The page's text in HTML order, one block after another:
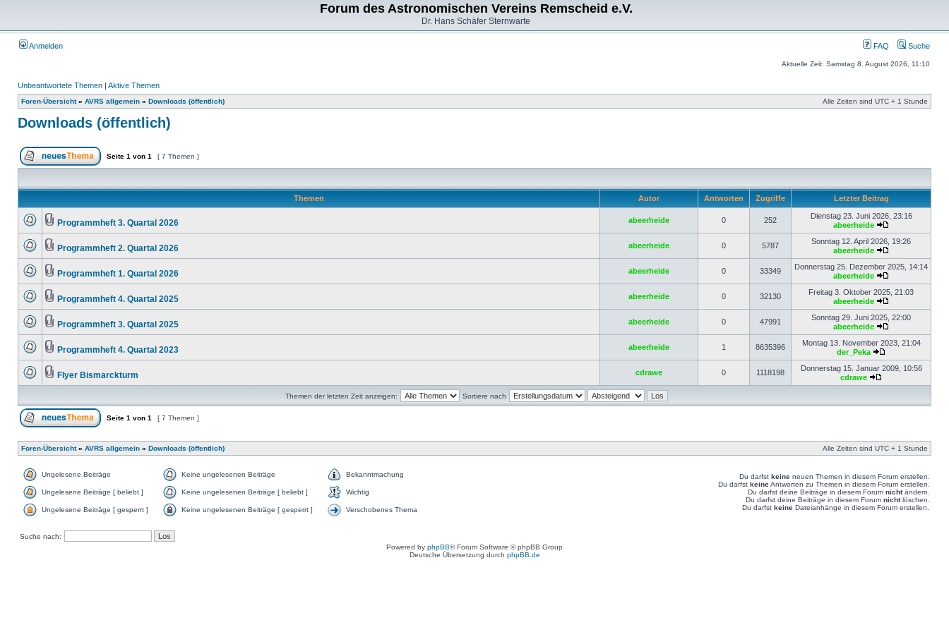
Forum des Astronomischen Vereins Remscheid e.V.
Dr. Hans Schäfer Sternwarte
Anmelden FAQ Suche
Aktuelle Zeit: Samstag 8. August 2026, 11:10
Unbeantwortete Themen | Aktive Themen
Foren-Übersicht» AVRS allgemein » Downloads (öffentlich) Alle Zeiten sind UTC + 1 Stunde
Downloads (öffentlich)
Seite 1 von 1 [ 7 Themen ]
Themen Autor Antworten Zugriffe Letzter Beitrag
Programmheft 3. Quartal 2026 abeerheide 0 252
Dienstag 23. Juni 2026, 23:16
abeerheide
Programmheft 2. Quartal 2026 abeerheide 0 5787
Sonntag 12. April 2026, 19:26
abeerheide
Programmheft 1. Quartal 2026 abeerheide 0 33349
Donnerstag 25. Dezember 2025, 14:14
abeerheide
Programmheft 4. Quartal 2025 abeerheide 0 32130
Freitag 3. Oktober 2025, 21:03
abeerheide
Programmheft 3. Quartal 2025 abeerheide 0 47991
Sonntag 29. Juni 2025, 22:00
abeerheide
Programmheft 4. Quartal 2023 abeerheide 1 8635396
Montag 13. November 2023, 21:04
der_Peka
Flyer Bismarckturm cdrawe 0 1118198
Donnerstag 15. Januar 2009, 10:56
cdrawe
Themen der letzten Zeit anzeigen: Sortiere nach
Seite 1 von 1 [ 7 Themen ]
Foren-Übersicht» AVRS allgemein » Downloads (öffentlich) Alle Zeiten sind UTC + 1 Stunde
Ungelesene Beiträge Keine ungelesenen Beiträge Bekanntmachung
Ungelesene Beiträge [ beliebt ] Keine ungelesenen Beiträge [ beliebt ] Wichtig
Ungelesene Beiträge [ gesperrt ] Keine ungelesenen Beiträge [ gesperrt ] Verschobenes Thema
Du darfst keine neuen Themen in diesem Forum erstellen.
Du darfst keineAntworten zu Themen in diesem Forum erstellen.
Du darfst deine Beiträge in diesem Forum nichtändern.
Du darfst deine Beiträge in diesem Forum nichtlöschen.
Du darfst keine Dateianhänge in diesem Forum erstellen.
Suche nach:
Powered by phpBB® Forum Software © phpBB Group
Deutsche Übersetzung durch phpBB.de